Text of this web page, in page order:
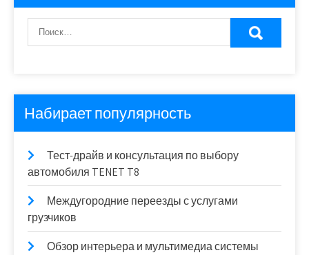
Набирает популярность
Тест-драйв и консультация по выбору
автомобиля TENET T8
Междугородние переезды с услугами
грузчиков
Обзор интерьера и мультимедиа системы